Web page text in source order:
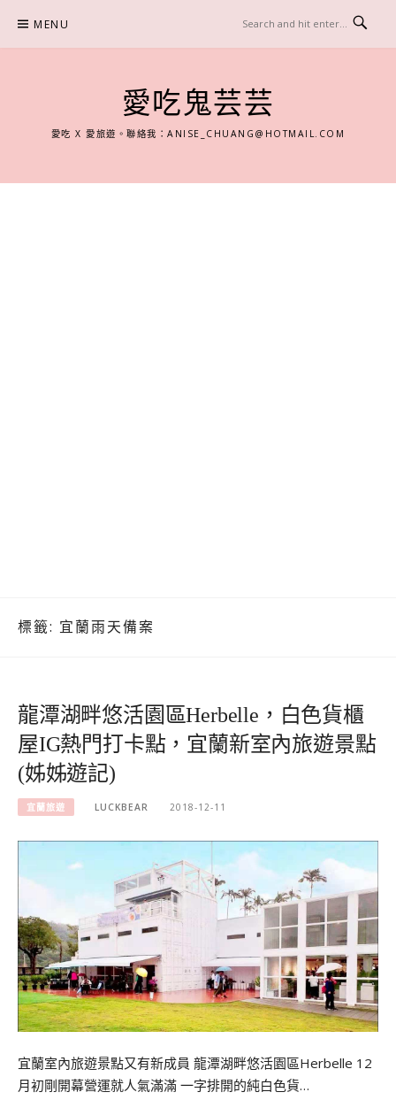
content
MENU
愛吃鬼芸芸
愛吃 X 愛旅遊。聯絡我：ANISE_CHUANG@HOTMAIL.COM
標籤: 宜蘭雨天備案
龍潭湖畔悠活園區Herbelle，白色貨櫃
屋IG熱門打卡點，宜蘭新室內旅遊景點
(姊姊遊記)
宜蘭旅遊 LUCKBEAR 2018-12-11
宜蘭室內旅遊景點又有新成員 龍潭湖畔悠活園區Herbelle 12
月初剛開幕營運就人氣滿滿 一字排開的純白色貨…